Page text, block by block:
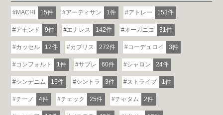
MACHI 15件 アーティサン 1件 アトレー 153件
アモンド 9件 エナレス 142件 オーガニコ 31件
カッセル 12件 カプリス 272件 コーデュロイ 3件
コンフォルト 1件 サブレ 60件 シャロン 24件
シンデニム 15件 シントラ 3件 ストライプ 1件
チーノ 4件 チェック 25件 チャタム 2件